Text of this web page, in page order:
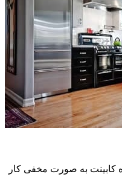
کابینت به صورت مخفی کار